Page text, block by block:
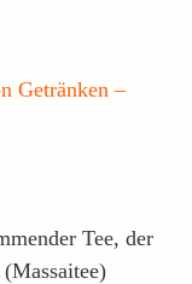
Getränken –
Tee, der